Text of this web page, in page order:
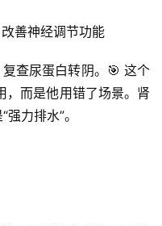
改善神经调节功能
查尿蛋白转阴。🎯 这个
，而是他用错了场景。肾
力排水”。